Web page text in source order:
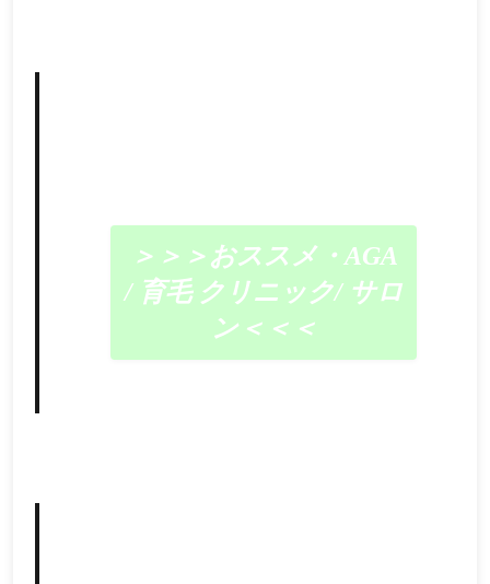
＞＞＞おススメ・AGA
/ 育毛 クリニック/ サロ
ン＜＜＜